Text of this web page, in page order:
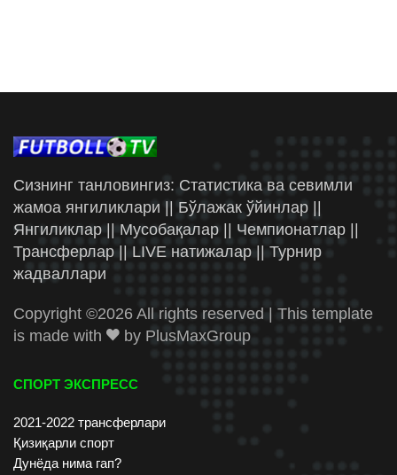
Сизнинг танловингиз: Статистика ва севимли
жамоа янгиликлари || Бўлажак ўйинлар ||
Янгиликлар || Мусобақалар || Чемпионатлар ||
Трансферлар || LIVE натижалар || Турнир
жадваллари
Copyright ©2026 All rights reserved | This template
is made with
by PlusMaxGroup
СПОРТ ЭКСПРЕСС
2021-2022 трансферлари
Қизиқарли спорт
Дунёда нима гап?